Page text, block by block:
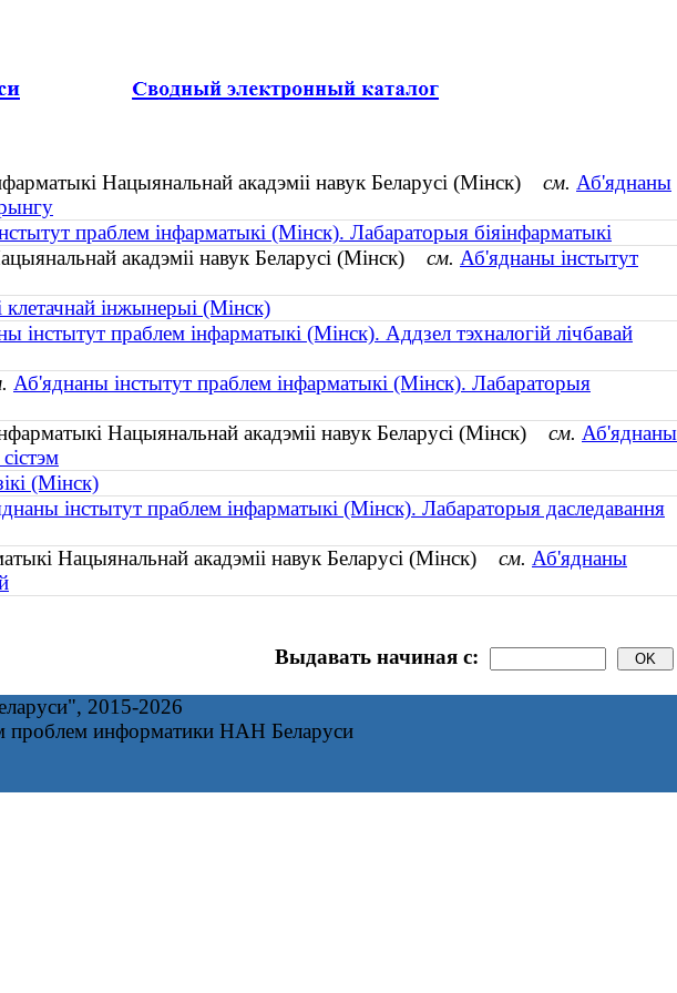
Нацыянальнай акадэміі навук Беларусі (Мінск) см. Аб'яднаны
праблем інфарматыкі (Мінск). Лабараторыя біяінфарматыкі
акадэміі навук Беларусі (Мінск) см. Аб'яднаны інстытут
і клетачнай інжынерыі (Мінск)
інстытут праблем інфарматыкі (Мінск). Аддзел тэхналогій лічбавай
Аб'яднаны інстытут праблем інфарматыкі (Мінск). Лабараторыя
Нацыянальнай акадэміі навук Беларусі (Мінск) см. Аб'яднаны
(Мінск)
інстытут праблем інфарматыкі (Мінск). Лабараторыя даследавання
Нацыянальнай акадэміі навук Беларусі (Мінск) см. Аб'яднаны
Выдавать начиная с:
2015-2026
проблем информатики НАН Беларуси